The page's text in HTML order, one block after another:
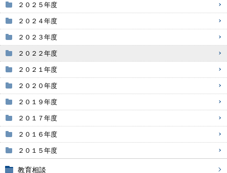
２０２５年度
２０２４年度
２０２３年度
２０２２年度
２０２１年度
２０２０年度
２０１９年度
２０１７年度
２０１６年度
２０１５年度
教育相談